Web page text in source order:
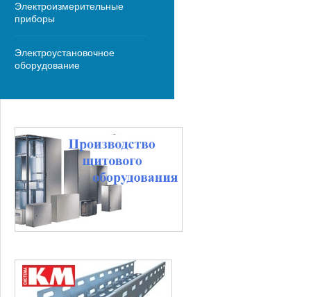
Электроизмерительные
приборы
Электроустановочное
оборудование